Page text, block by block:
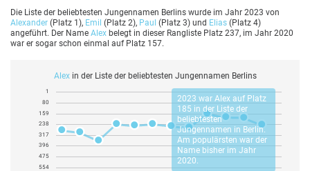
Die Liste der beliebtesten Jungennamen Berlins wurde im Jahr 2023 von
Alexander (Platz 1), Emil (Platz 2), Paul (Platz 3) und Elias (Platz 4)
angeführt. Der Name Alex belegt in dieser Rangliste Platz 237, im Jahr 2020
war er sogar schon einmal auf Platz 157.
Alexin der Liste der beliebtesten Jungennamen Berlins
2023 war Alexauf Platz
185 in der Liste der
beliebtesten
Jungennamen in Berlin.
Am populärsten war der
Name bisher im Jahr
2020.
1
80
159
238
317
396
475
554